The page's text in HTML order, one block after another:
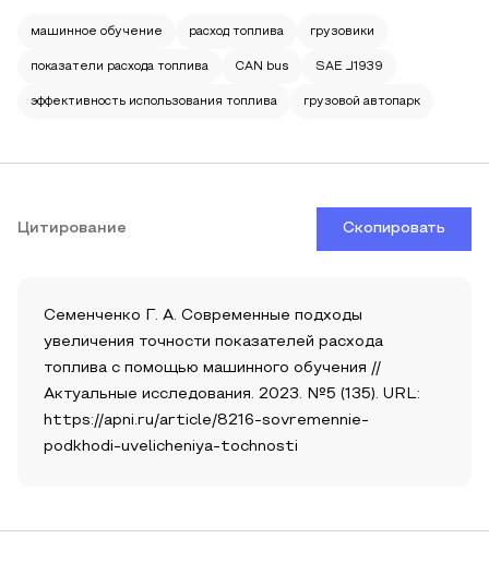
машинное обучение расход топлива грузовики
показатели расхода топлива CAN bus SAE J1939
эффективность использования топлива грузовой автопарк
Цитирование Скопировать
Семенченко Г. А. Современные подходы
увеличения точности показателей расхода
топлива с помощью машинного обучения //
Актуальные исследования. 2023. №5 (135). URL:
https://apni.ru/article/8216-sovremennie-
podkhodi-uvelicheniya-tochnosti